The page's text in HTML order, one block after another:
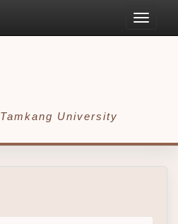
Toggle
Tamkang University